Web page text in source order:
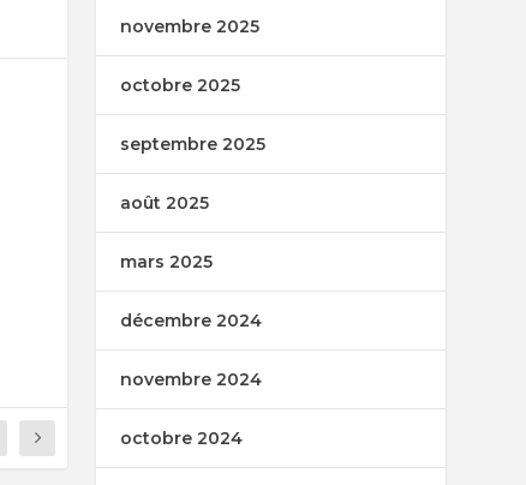
novembre 2025
octobre 2025
septembre 2025
août 2025
mars 2025
décembre 2024
novembre 2024
octobre 2024